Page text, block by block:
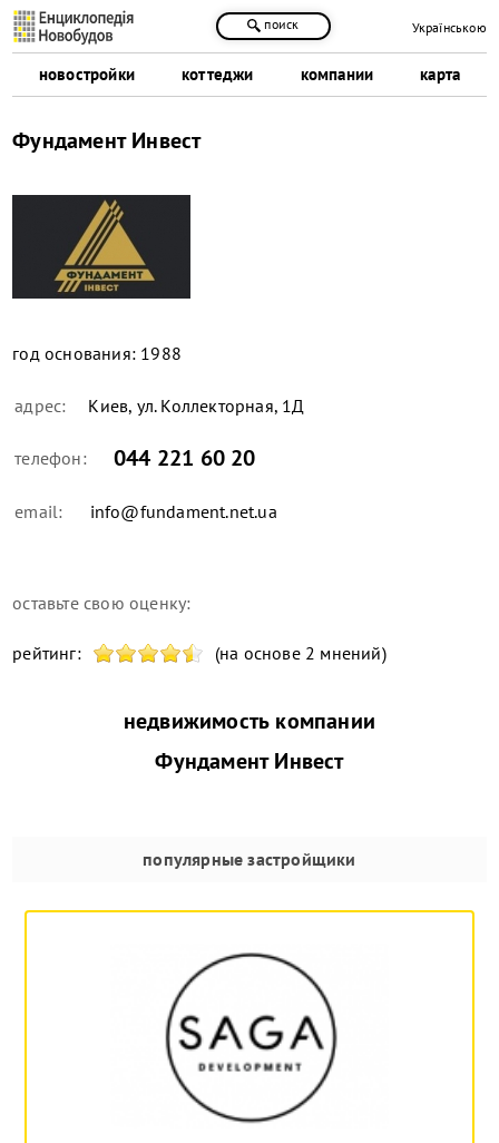
новостройки коттеджи компании карта
поиск Українською
Фундамент Инвест
год основания: 1988
адрес: Киев, ул. Коллекторная, 1Д
телефон: 044 221 60 20
email: info@fundament.net.ua
оставьте свою оценку:
рейтинг: (на основе 2 мнений)
недвижимость компании
Фундамент Инвест
популярные застройщики